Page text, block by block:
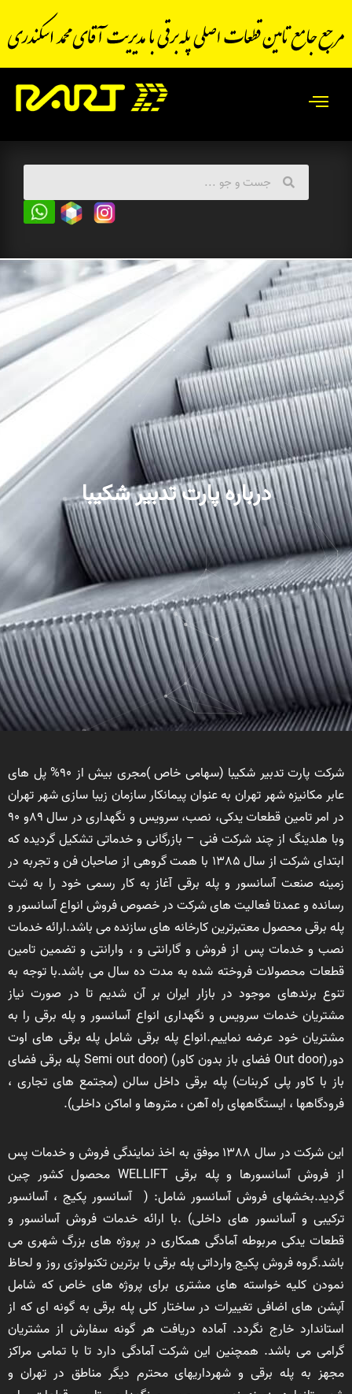
درباره پارت تدبیر شکیبا
شرکت پارت تدبیر شکیبا (سهامی خاص )مجری بیش از 90% پل های
عابر مکانیزه شهر تهران به عنوان پیمانکار سازمان زیبا سازی شهر تهران
در امر تامین قطعات یدکی، نصب، سرویس و نگهداری در سال 89و 90
وبا هلدینگ از چند شرکت فنی – بازرگانی و خدماتی تشکیل گردیده که
ابتدای شرکت از سال 1385 با همت گروهی از صاحبان فن و تجربه در
زمینه صنعت آسانسور و پله برقی آغاز به کار رسمی خود را به ثبت
رسانده و عمدتا فعالیت های شرکت در خصوص فروش انواع آسانسور و
پله برقی محصول معتبرترین کارخانه های سازنده می باشد.ارائه خدمات
نصب و خدمات پس از فروش و گارانتی و ، وارانتی و تضمین تامین
قطعات محصولات فروخته شده به مدت ده سال می باشد.با توجه به
تنوع برندهای موجود در بازار ایران بر آن شدیم تا در صورت نیاز
مشتریان خدمات سرویس و نگهداری انواع آسانسور و پله برقی را به
مشتریان خود عرضه نماییم.انواع پله برقی شامل پله برقی های اوت
دور(Out door فضای باز بدون کاور) (Semi out door پله برقی فضای
باز با کاور پلی کربنات) پله برقی داخل سالن (مجتمع های تجاری ،
فرودگاهها ، ایستگاههای راه آهن ، متروها و اماکن داخلی).
این شرکت در سال 1388 موفق به اخذ نمایندگی فروش و خدمات پس
از فروش آسانسورها و پله برقی WELLIFT محصول کشور چین
گردید.بخشهای فروش آسانسور شامل: ( آسانسور پکیج ، آسانسور
ترکیبی و آسانسور های داخلی) .با ارائه خدمات فروش آسانسور و
قطعات یدکی مربوطه آمادگی همکاری در پروژه های بزرگ شهری می
باشد.گروه فروش پکیج وارداتی پله برقی با برترین تکنولوژی روز و لحاظ
نمودن کلیه خواسته های مشتری برای پروژه های خاص که شامل
آپشن های اضافی تغییرات در ساختار کلی پله برقی به گونه ای که از
استاندارد خارج نگردد. آماده دریافت هر گونه سفارش از مشتریان
گرامی می باشد. همچنین این شرکت آمادگی دارد تا با تمامی مراکز
مجهز به پله برقی و شهرداریهای محترم دیگر مناطق در تهران و